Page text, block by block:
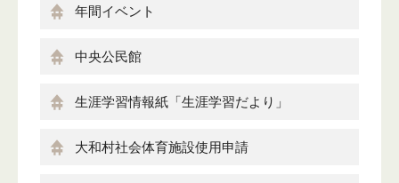
年間イベント
中央公民館
生涯学習情報紙「生涯学習だより」
大和村社会体育施設使用申請